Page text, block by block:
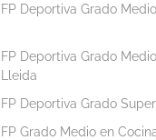
FP Deportiva Grado
FP Deportiva Grado
Lleida
FP Deportiva Grado
FP Grado Medio en